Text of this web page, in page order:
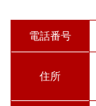
電話番号
住所